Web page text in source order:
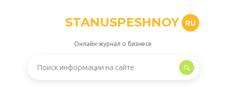
STANUSPESHNOY RU
Онлайн-журнал о бизнесе